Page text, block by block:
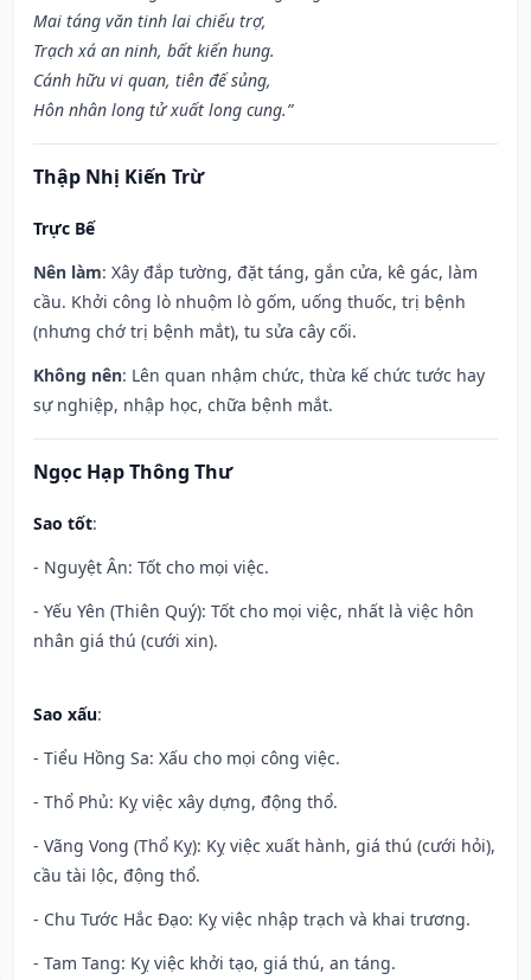
Mai táng văn tinh lai chiếu trợ,
Trạch xá an ninh, bất kiến hung.
Cánh hữu vi quan, tiên đế sủng,
Hôn nhân long tử xuất long cung.”
Thập Nhị Kiến Trừ
Trực Bế
Nên làm: Xây đắp tường, đặt táng, gắn cửa, kê gác, làm
cầu. Khởi công lò nhuộm lò gốm, uống thuốc, trị bệnh
(nhưng chớ trị bệnh mắt), tu sửa cây cối.
Không nên: Lên quan nhậm chức, thừa kế chức tước hay
sự nghiệp, nhập học, chữa bệnh mắt.
Ngọc Hạp Thông Thư
Sao tốt:
- Nguyệt Ân: Tốt cho mọi việc.
- Yếu Yên (Thiên Quý): Tốt cho mọi việc, nhất là việc hôn
nhân giá thú (cưới xin).
Sao xấu:
- Tiểu Hồng Sa: Xấu cho mọi công việc.
- Thổ Phủ: Kỵ việc xây dựng, động thổ.
- Vãng Vong (Thổ Kỵ): Kỵ việc xuất hành, giá thú (cưới hỏi),
cầu tài lộc, động thổ.
- Chu Tước Hắc Đạo: Kỵ việc nhập trạch và khai trương.
- Tam Tang: Kỵ việc khởi tạo, giá thú, an táng.